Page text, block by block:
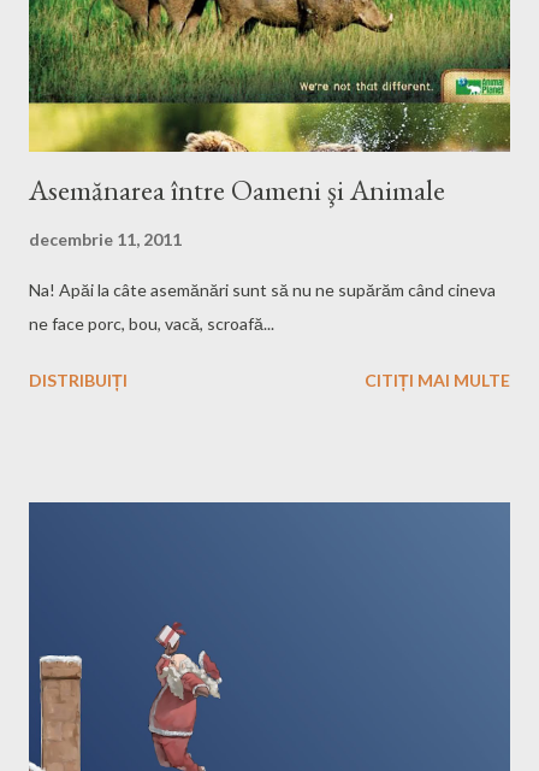
Asemănarea între Oameni şi Animale
decembrie 11, 2011
Na! Apăi la câte asemănări sunt să nu ne supărăm când cineva
ne face porc, bou, vacă, scroafă...
DISTRIBUIȚI CITIȚI MAI MULTE